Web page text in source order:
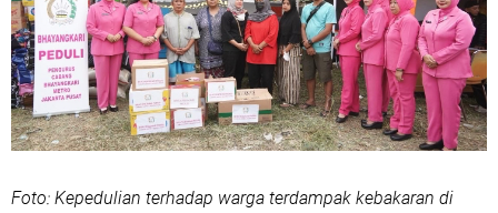
Foto: Kepedulian terhadap warga terdampak kebakaran di